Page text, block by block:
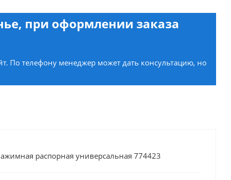
при оформлении заказа
По телефону менеджер может дать консультацию, но
распорная универсальная 774423